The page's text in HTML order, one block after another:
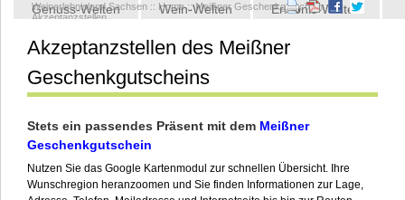
Genuss-Welten Wein-Welten Erlebnis-Welten
Kontakt
Weinerlebnisland Sachsen :: Home::Meißner Geschenkgutschein::
Akzeptanzstellen
Akzeptanzstellen des Meißner
Geschenkgutscheins
Stets ein passendes Präsent mit dem Meißner
Geschenkgutschein
Nutzen Sie das Google Kartenmodul zur schnellen Übersicht. Ihre
Wunschregion heranzoomen und Sie finden Informationen zur Lage,